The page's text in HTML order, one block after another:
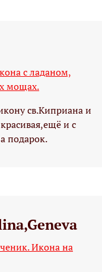
с ладаном,
мощах.
св.Киприана и
и с
подарок.
Икона на